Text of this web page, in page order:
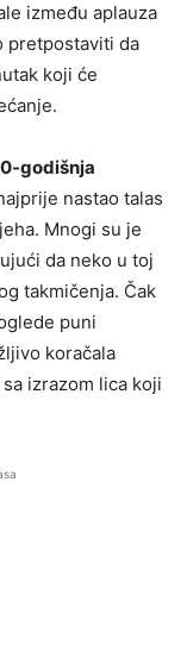
između aplauza
pretpostaviti da
koji će
godišnja
nastao talas
Mnogi su je
da neko u toj
takmičenja. Čak
puni
koračala
izrazom lica koji